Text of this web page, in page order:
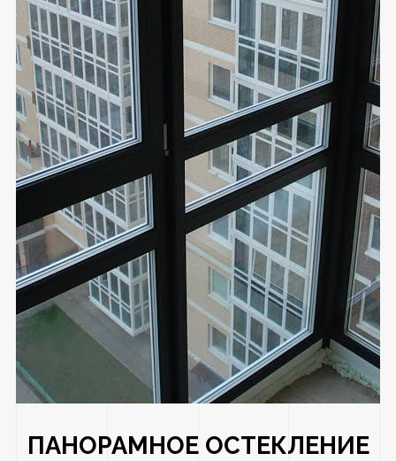
ПАНОРАМНОЕ ОСТЕКЛЕНИЕ